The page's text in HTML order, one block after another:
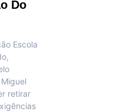
Do
Escola
retirar